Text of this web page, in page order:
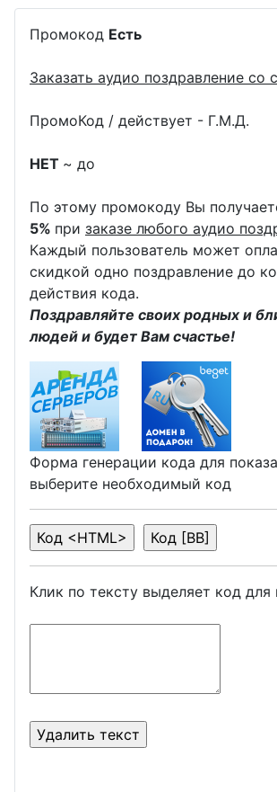
Промокод Есть
Заказать аудио поздравление со
ПромоКод / действует - Г.М.Д.
НЕТ ~ до
По этому промокоду Вы
5% при заказе любого аудио
Каждый пользователь может
скидкой одно поздравление до
действия кода.
Поздравляйте своих родных и
людей и будет Вам счастье!
Форма генерации кода для
выберите необходимый код
Клик по тексту выделяет код для